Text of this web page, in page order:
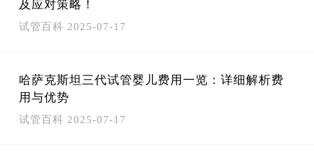
及应对策略！
试管百科 2025-07-17
哈萨克斯坦三代试管婴儿费用一览：详细解析费
用与优势
试管百科 2025-07-17